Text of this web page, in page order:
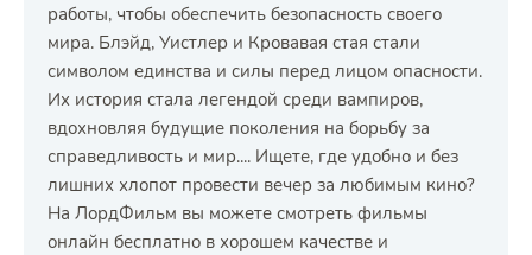
работы, чтобы обеспечить безопасность своего
мира. Блэйд, Уистлер и Кровавая стая стали
символом единства и силы перед лицом опасности.
Их история стала легендой среди вампиров,
вдохновляя будущие поколения на борьбу за
справедливость и мир.... Ищете, где удобно и без
лишних хлопот провести вечер за любимым кино?
На ЛордФильм вы можете смотреть фильмы
онлайн бесплатно в хорошем качестве и